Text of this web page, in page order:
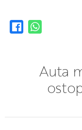
Auta